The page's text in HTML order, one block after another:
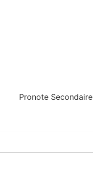
Pronote Secondaire